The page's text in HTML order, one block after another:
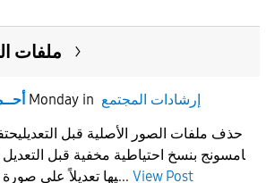
ملفات
Mondayin إرشادات المجتمع
حذف ملفات الصور الأصلية قبل
امسونج بنسخ احتياطية مخفية قبل
يها تعديلاً على صورة أو فيديو. تحافظ هذه... View Post